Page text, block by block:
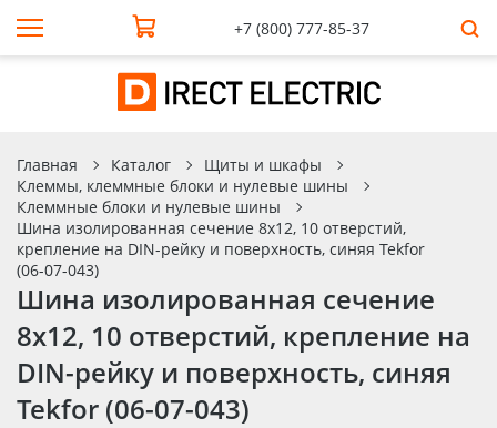
+7 (800) 777-85-37
Главная Каталог
Щиты и шкафы
Клеммы, клеммные блоки и нулевые шины
Клеммные блоки и нулевые шины
Шина изолированная сечение 8х12, 10 отверстий,
крепление на DIN-рейку и поверхность, синяя Tekfor
(06-07-043)
Шина изолированная сечение
8х12, 10 отверстий, крепление на
DIN-рейку и поверхность, синяя
Tekfor (06-07-043)